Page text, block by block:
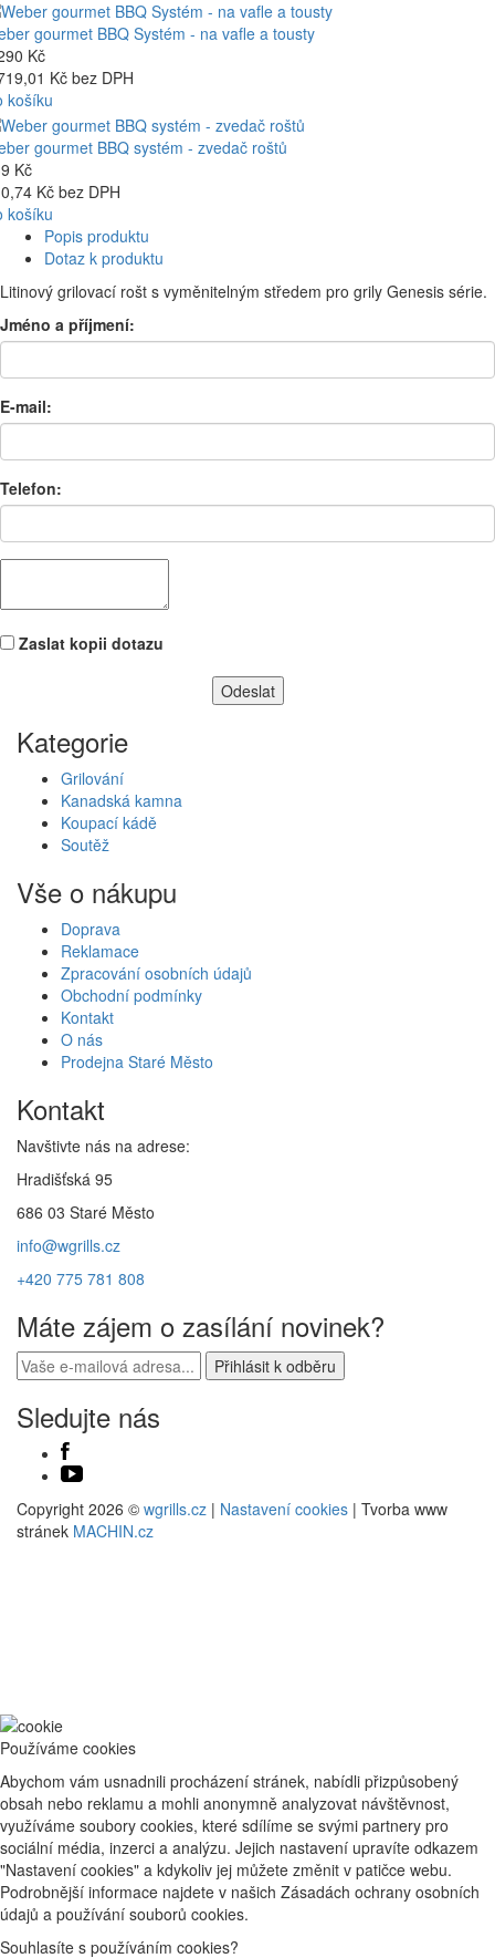
gourmet BBQ Systém - na vafle a tousty
Kč
Kč bez DPH
košíku
gourmet BBQ systém - zvedač roštů
Kč
Kč bez DPH
košíku
Popis produktu
Dotaz k produktu
Litinový grilovací rošt s vyměnitelným středem pro grily Genesis série.
Jméno a příjmení:
E-mail:
Telefon:
Zaslat kopii dotazu
Kategorie
Grilování
Kanadská kamna
Koupací kádě
Soutěž
Vše o nákupu
Doprava
Reklamace
Zpracování osobních údajů
Obchodní podmínky
Kontakt
O nás
Prodejna Staré Město
Kontakt
Navštivte nás na adrese:
Hradišťská 95
686 03 Staré Město
info@wgrills.cz
+420 775 781 808
Máte zájem o zasílání novinek?
Sledujte nás
Copyright 2026 © wgrills.cz | Nastavení cookies | Tvorba www
stránek MACHIN.cz
Používáme cookies
Abychom vám usnadnili procházení stránek, nabídli přizpůsobený
obsah nebo reklamu a mohli anonymně analyzovat návštěvnost,
využíváme soubory cookies, které sdílíme se svými partnery pro
sociální média, inzerci a analýzu. Jejich nastavení upravíte odkazem
"Nastavení cookies" a kdykoliv jej můžete změnit v patičce webu.
Podrobnější informace najdete v našich Zásadách ochrany osobních
údajů a používání souborů cookies.
Souhlasíte s používáním cookies?